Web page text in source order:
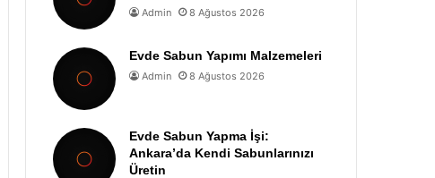
Admin 8 Ağustos 2026
Evde Sabun Yapımı Malzemeleri
Admin 8 Ağustos 2026
Evde Sabun Yapma İşi:
Ankara’da Kendi Sabunlarınızı
Üretin